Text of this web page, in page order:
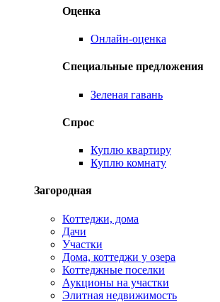
Оценка
Онлайн-оценка
Специальные предложения
Зеленая гавань
Спрос
Куплю квартиру
Куплю комнату
Загородная
Коттеджи, дома
Дачи
Участки
Дома, коттеджи у озера
Коттеджные поселки
Аукционы на участки
Элитная недвижимость